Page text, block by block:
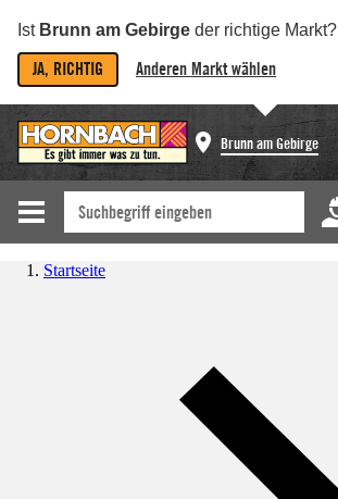
Ist Brunn am Gebirge der richtige Markt?
JA, RICHTIG Anderen Markt wählen
Brunn am Gebirge
Startseite